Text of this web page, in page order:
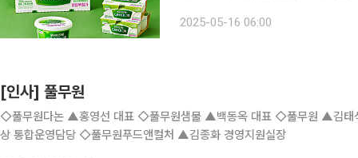
습관을 추구하면서도, 맛과 즐거움을
2025-05-16 06:00
[인사] 풀무원
◇풀무원다논 ▲홍영선 대표 ◇풀무원샘물 ▲백동옥 대표 ◇풀무원 ▲김태석 풀무원
상 통합운영담당 ◇풀무원푸드앤컬처 ▲김종화 경영지원실장